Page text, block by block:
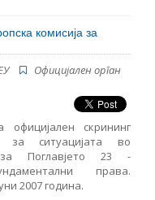
комисија за
Oфицијален орган
официјален скрининг
за ситуацијата во
за Поглавјето 23 -
права.
2007 година.